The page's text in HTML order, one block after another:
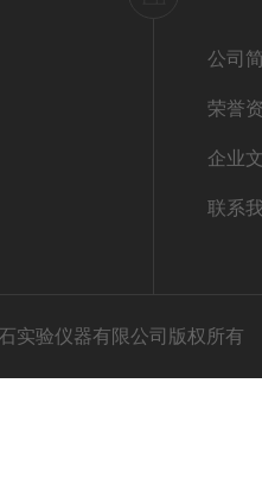
公司
荣誉
企业
联系
实验仪器有限公司版权所有